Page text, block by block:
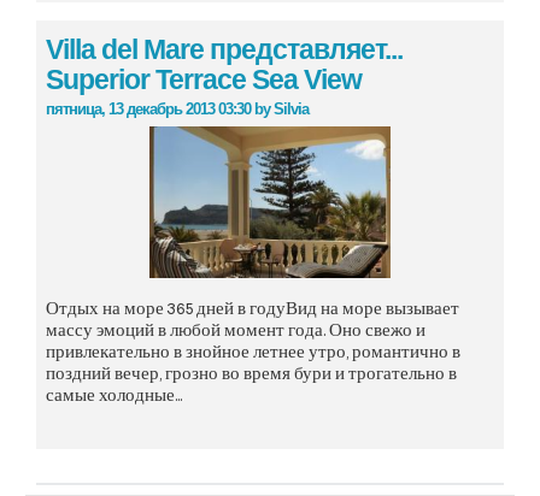
Villa del Mare представляет...
Superior Terrace Sea View
пятница, 13 декабрь 2013 03:30 bySilvia
Отдых на море 365 дней в годуВид на море вызывает
массу эмоций в любой момент года. Оно свежо и
привлекательно в знойное летнее утро, романтично в
поздний вечер, грозно во время бури и трогательно в
самые холодные...